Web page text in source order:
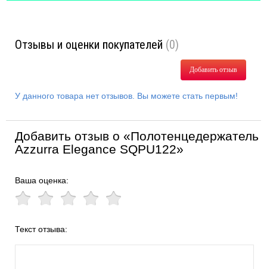
Отзывы и оценки покупателей (0)
Добавить отзыв
У данного товара нет отзывов. Вы можете стать первым!
Добавить отзыв о «Полотенцедержатель
Azzurra Elegance SQPU122»
Ваша оценка:
Текст отзыва: